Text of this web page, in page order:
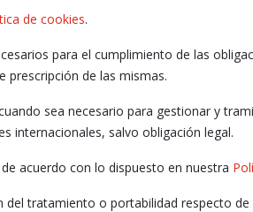
de cookies.
para el cumplimiento de las
prescripción de las mismas.
sea necesario para gestionar y
internacionales, salvo obligación legal.
acuerdo con lo dispuesto en nuestra
tratamiento o portabilidad respecto